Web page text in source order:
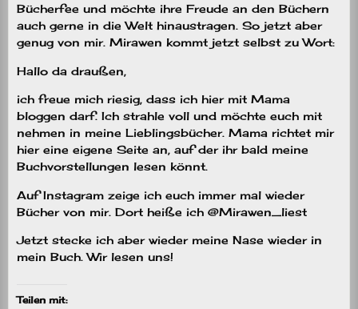
Bücherfee und möchte ihre Freude an den Büchern
auch gerne in die Welt hinaustragen. So jetzt aber
genug von mir. Mirawen kommt jetzt selbst zu Wort:
Hallo da draußen,
ich freue mich riesig, dass ich hier mit Mama
bloggen darf. Ich strahle voll und möchte euch mit
nehmen in meine Lieblingsbücher. Mama richtet mir
hier eine eigene Seite an, auf der ihr bald meine
Buchvorstellungen lesen könnt.
Auf Instagram zeige ich euch immer mal wieder
Bücher von mir. Dort heiße ich @Mirawen_liest
Jetzt stecke ich aber wieder meine Nase wieder in
mein Buch. Wir lesen uns!
Teilen mit: